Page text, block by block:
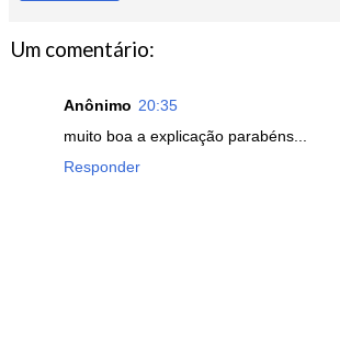
Um comentário:
Anônimo 20:35
muito boa a explicação parabéns...
Responder